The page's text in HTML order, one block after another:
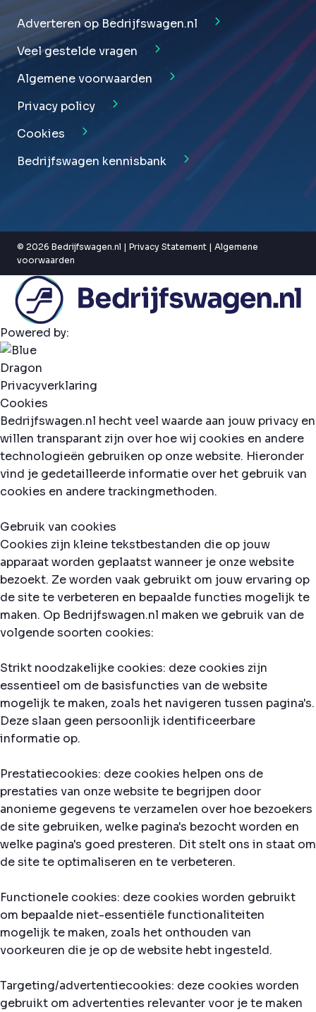
Adverteren op Bedrijfswagen.nl
Veel gestelde vragen
Algemene voorwaarden
Privacy policy
Cookies
Bedrijfswagen kennisbank
© 2026 Bedrijfswagen.nl | Privacy Statement | Algemene
voorwaarden
Powered by:
Privacyverklaring
Cookies
Bedrijfswagen.nl hecht veel waarde aan jouw privacy en
willen transparant zijn over hoe wij cookies en andere
technologieën gebruiken op onze website. Hieronder
vind je gedetailleerde informatie over het gebruik van
cookies en andere trackingmethoden.
Gebruik van cookies
Cookies zijn kleine tekstbestanden die op jouw
apparaat worden geplaatst wanneer je onze website
bezoekt. Ze worden vaak gebruikt om jouw ervaring op
de site te verbeteren en bepaalde functies mogelijk te
maken. Op Bedrijfswagen.nl maken we gebruik van de
volgende soorten cookies:
Strikt noodzakelijke cookies: deze cookies zijn
essentieel om de basisfuncties van de website
mogelijk te maken, zoals het navigeren tussen pagina's.
Deze slaan geen persoonlijk identificeerbare
informatie op.
Prestatiecookies: deze cookies helpen ons de
prestaties van onze website te begrijpen door
anonieme gegevens te verzamelen over hoe bezoekers
de site gebruiken, welke pagina's bezocht worden en
welke pagina's goed presteren. Dit stelt ons in staat om
de site te optimaliseren en te verbeteren.
Functionele cookies: deze cookies worden gebruikt
om bepaalde niet-essentiële functionaliteiten
mogelijk te maken, zoals het onthouden van
voorkeuren die je op de website hebt ingesteld.
Targeting/advertentiecookies: deze cookies worden
gebruikt om advertenties relevanter voor je te maken